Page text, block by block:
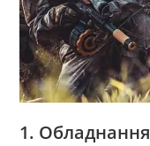
1. Обладнання